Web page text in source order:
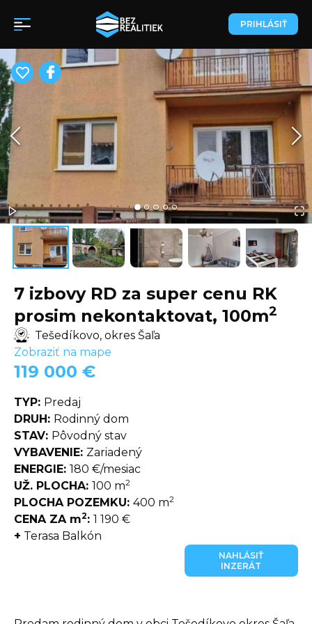
PRIHLÁSIŤ
7 izbovy RD za super cenu RK
prosim nekontaktovat, 100m2
Tešedíkovo, okres Šaľa
Zobraziť na mape
119 000 €
TYP: Predaj
DRUH: Rodinný dom
STAV: Pôvodný stav
VYBAVENIE: Zariadený
ENERGIE: 180 €/mesiac
UŽ. PLOCHA: 100 m2
PLOCHA POZEMKU: 400 m2
CENA ZA m2: 1 190 €
+ Terasa Balkón
NAHLÁSIŤ
INZERÁT